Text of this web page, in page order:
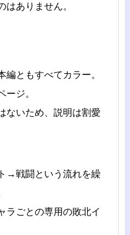
はありません。
編ともすべてカラー。
ージ。
ないため、説明は割愛
→戦闘という流れを繰
ラごとの専用の敗北イ